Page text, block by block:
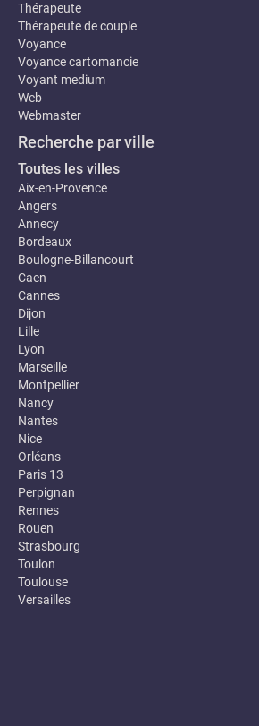
Thérapeute
Thérapeute de couple
Voyance
Voyance cartomancie
Voyant medium
Web
Webmaster
Recherche par ville
Toutes les villes
Aix-en-Provence
Angers
Annecy
Bordeaux
Boulogne-Billancourt
Caen
Cannes
Dijon
Lille
Lyon
Marseille
Montpellier
Nancy
Nantes
Nice
Orléans
Paris 13
Perpignan
Rennes
Rouen
Strasbourg
Toulon
Toulouse
Versailles